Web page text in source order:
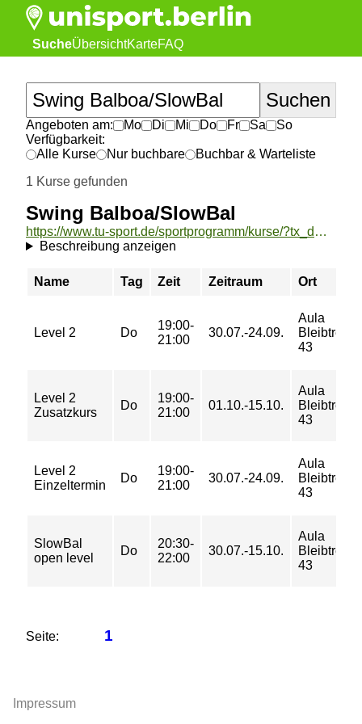
SucheÜbersichtKarteFAQ
Angeboten am: Mo Di Mi Do Fr Sa
So
Verfügbarkeit:
Alle Kurse
Nur buchbare
Buchbar & Warteliste
1 Kurse gefunden
Swing Balboa/SlowBal
https://www.tu-sport.de/sportprogramm/kurse/?tx_dwzeh_courses%5Baction%5D=show&tx_dwzeh_courses%5BsportsDescription%5D=1448&cHash=33f46027063529a292c2a52ace944a93
Beschreibung anzeigen
Name Tag Zeit Zeitraum Ort
Level 2 Do
19:00-
21:00
30.07.-24.09.
Aula
43
Level 2
Zusatzkurs
Do
19:00-
21:00
01.10.-15.10.
Aula
43
Level 2
Einzeltermin
Do
19:00-
21:00
30.07.-24.09.
Aula
43
SlowBal
open level
Do
20:30-
22:00
30.07.-15.10.
Aula
43
Seite: 1
Impressum